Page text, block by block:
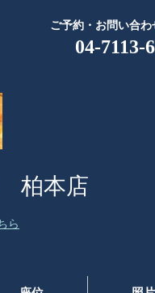
ご予約・お問い合
04-7113-
柏本店
ら